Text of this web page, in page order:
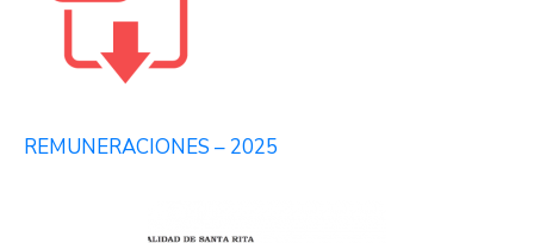
Cultura
REMUNERACIONES – 2025